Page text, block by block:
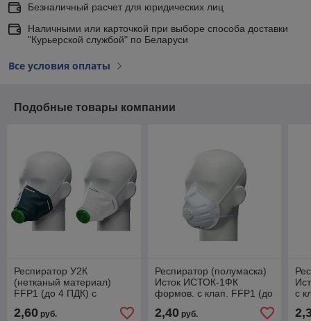
Безналичный расчет для юридических лиц
Наличными или карточкой при выборе способа доставки
"Курьерской службой" по Беларуси
Все условия оплаты
Подобные товары компании
Респиратор У2К
(нетканый материал)
FFP1 (до 4 ПДК) с
клапаном выдоха (Исток)
2,60 руб.
Респиратор (полумаска)
Исток ИСТОК-1ФК
формов. с клап. FFP1 (до
2,40руб.
с